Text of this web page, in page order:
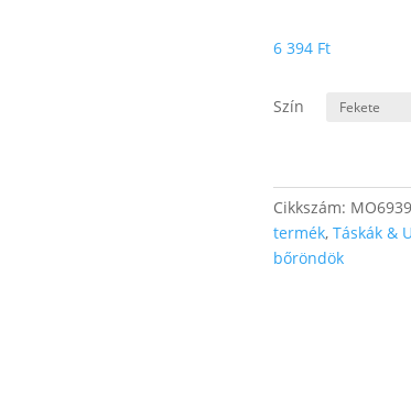
6 394 Ft
Szín
Cikkszám: MO6939
termék, Táskák &
bőröndök